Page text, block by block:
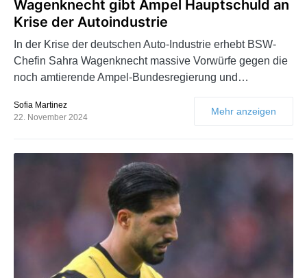
Wagenknecht gibt Ampel Hauptschuld an
Krise der Autoindustrie
In der Krise der deutschen Auto-Industrie erhebt BSW-
Chefin Sahra Wagenknecht massive Vorwürfe gegen die
noch amtierende Ampel-Bundesregierung und…
Sofia Martinez
22. November 2024
Mehr anzeigen